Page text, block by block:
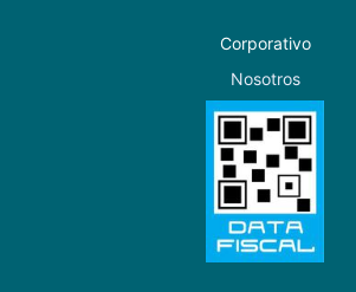
Corporativo
Nosotros